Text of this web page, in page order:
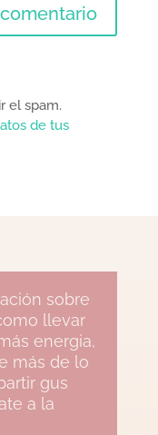
el spam.
de tus
sobre
llevar
energia,
más de lo
gus
a la